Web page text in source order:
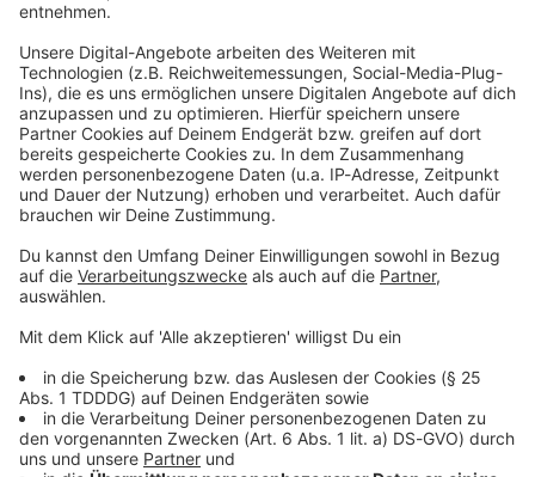
Studio Hotline
Kontaktformular
Sprachnachricht
© dpa-infocom, dpa:260130-930-619287/1
Bayern